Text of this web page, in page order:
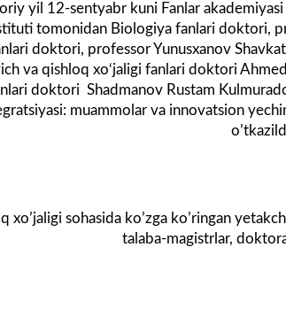
yil 12-sentyabr kuni Fanlar
tomonidan Biologiya fanlari doktori,
doktori, professor Yunusxanov
va qishloq xo‘jaligi fanlari doktori
doktori Shadmanov Rustam
muammolar va innovatsion
xoʼjaligi sohasida koʼzga koʼringan
talaba-magistrlar,